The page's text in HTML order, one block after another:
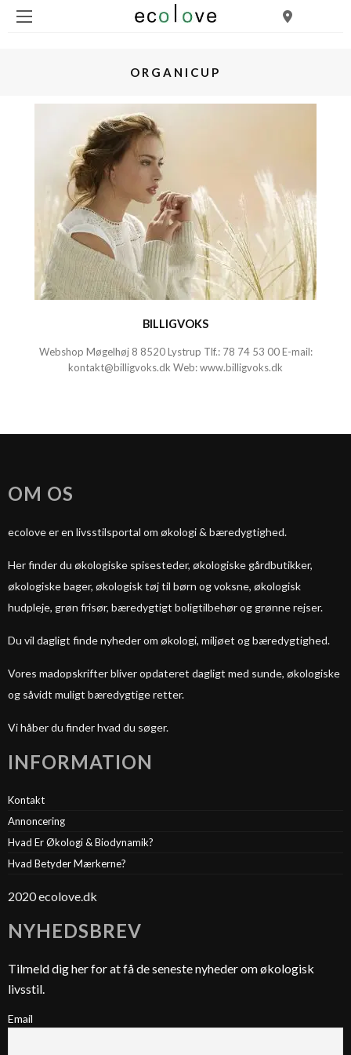
ORGANICUP
BILLIGVOKS
Webshop Møgelhøj 8 8520 Lystrup Tlf.: 78 74 53 00E-mail:
kontakt@billigvoks.dk Web:www.billigvoks.dk
OM OS
ecolove er en livsstilsportal om økologi & bæredygtighed.
Her finder du økologiske spisesteder, økologiske gårdbutikker,
økologiske bager, økologisk tøj til børn og voksne, økologisk
hudpleje, grøn frisør, bæredygtigt boligtilbehør og grønne rejser.
Du vil dagligt finde nyheder om økologi, miljøet og bæredygtighed.
Vores madopskrifter bliver opdateret dagligt med sunde, økologiske
og såvidt muligt bæredygtige retter.
Vi håber du finder hvad du søger.
INFORMATION
Kontakt
Annoncering
Hvad Er Økologi & Biodynamik?
Hvad Betyder Mærkerne?
2020 ecolove.dk
NYHEDSBREV
Tilmeld dig her for at få de seneste nyheder om økologisk
livsstil.
Email